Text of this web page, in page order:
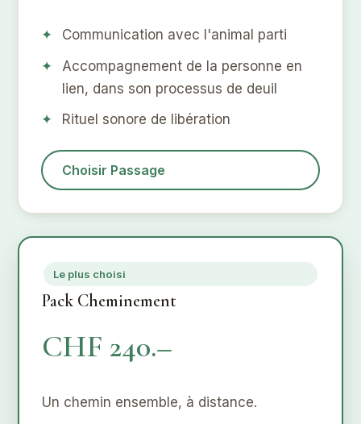
Communication avec l'animal parti
Accompagnement de la personne en
lien, dans son processus de deuil
Rituel sonore de libération
Choisir Passage
Le plus choisi
Pack Cheminement
CHF 240.–
Un chemin ensemble, à distance.